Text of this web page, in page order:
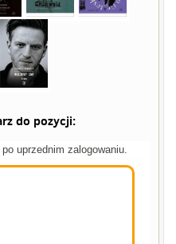
do pozycji:
uprzednim zalogowaniu.